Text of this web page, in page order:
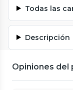
Todas las
Descripción
Opiniones del